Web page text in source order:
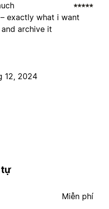
exactly what i want
archive it
12, 2024
tự
Miễn phí